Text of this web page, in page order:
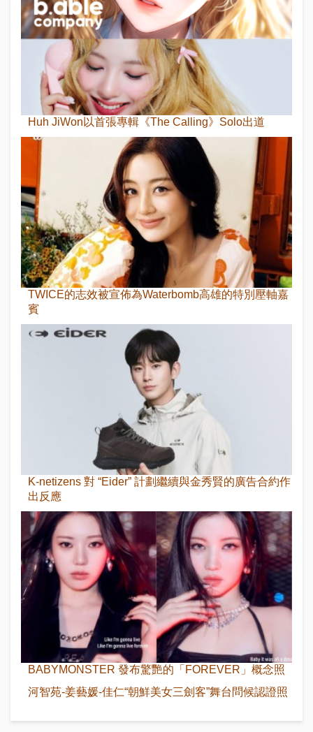
Huh JiWon以首張專輯《The Calling》Solo出道
TWICE的志效被宣佈為Waterbomb高雄的特別壓軸嘉
賓
K-netizens 對 “Eider” 計劃繼續與金秀賢的廣告合約作
出反應
BABYMONSTER 發布驚艷的「FOREVER」概念照
河智苑-姜藝媛-佳仁“朝鮮美女三劍客”舞台問候認證照